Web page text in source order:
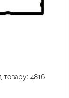
товару: 4816